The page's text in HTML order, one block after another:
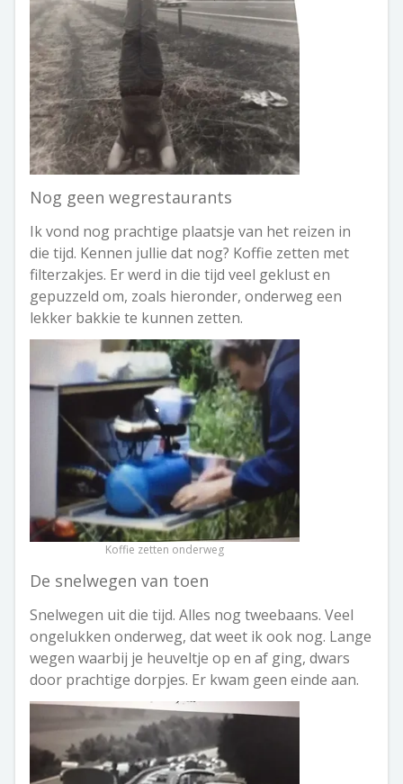
Nog geen wegrestaurants
Ik vond nog prachtige plaatsje van het reizen in
die tijd. Kennen jullie dat nog? Koffie zetten met
filterzakjes. Er werd in die tijd veel geklust en
gepuzzeld om, zoals hieronder, onderweg een
lekker bakkie te kunnen zetten.
Koffie zetten onderweg
De snelwegen van toen
Snelwegen uit die tijd. Alles nog tweebaans. Veel
ongelukken onderweg, dat weet ik ook nog. Lange
wegen waarbij je heuveltje op en af ging, dwars
door prachtige dorpjes. Er kwam geen einde aan.